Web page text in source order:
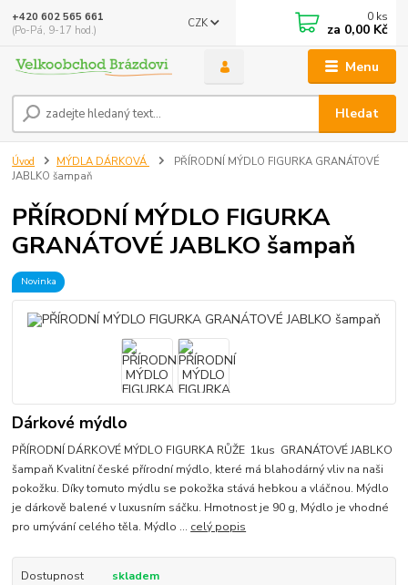
Menu
CZK
Hledat
+420 602 565 661
(Po-Pá, 9-17 hod.)
0 ks
za 0,00 Kč
Úvod MÝDLA DÁRKOVÁ
PŘÍRODNÍ MÝDLO FIGURKA GRANÁTOVÉ
JABLKO šampaň
PŘÍRODNÍ MÝDLO FIGURKA
GRANÁTOVÉ JABLKO šampaň
Novinka
Dárkové mýdlo
PŘÍRODNÍ DÁRKOVÉ MÝDLO FIGURKA RŮŽE 1kus GRANÁTOVÉ JABLKO
šampaň Kvalitní české přírodní mýdlo, které má blahodárný vliv na naši
pokožku. Díky tomuto mýdlu se pokožka stává hebkou a vláčnou. Mýdlo
je dárkově balené v luxusním sáčku. Hmotnost je 90 g, Mýdlo je vhodné
pro umývání celého těla. Mýdlo ... celý popis
Dostupnost skladem